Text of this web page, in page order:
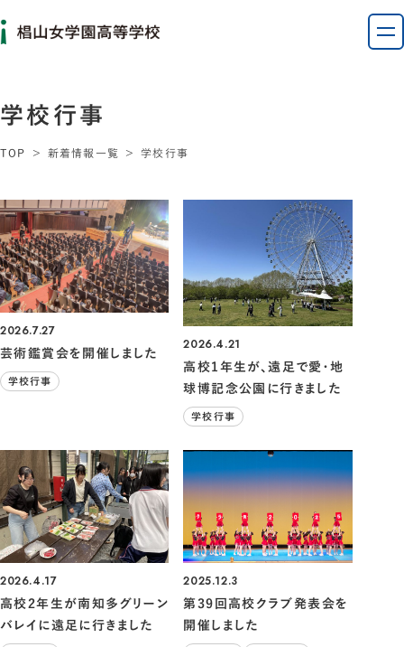
学校行事
TOP 新着情報一覧 学校行事
2026.7.27
芸術鑑賞会を開催しました
学校行事
2026.4.21
高校1年生が、遠足で愛・地
球博記念公園に行きました
学校行事
2026.4.17
高校2年生が南知多グリーン
バレイに遠足に行きました
2025.12.3
第39回高校クラブ発表会を
開催しました